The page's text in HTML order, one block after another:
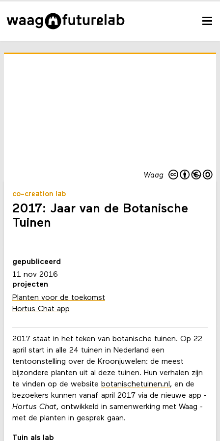
Waag
co-creation lab
2017: Jaar van de Botanische
Tuinen
2017 staat in het teken van botanische tuinen. Op 22
april start in alle 24 tuinen in Nederland een
tentoonstelling over de Kroonjuwelen: de meest
bijzondere planten uit al deze tuinen. Hun verhalen zijn
te vinden op de website botanischetuinen.nl, en de
bezoekers kunnen vanaf april 2017 via de nieuwe app -
Hortus Chat, ontwikkeld in samenwerking met Waag -
met de planten in gesprek gaan.
Tuin als lab
gepubliceerd
11 nov 2016
projecten
Planten voor de toekomst
Hortus Chat app